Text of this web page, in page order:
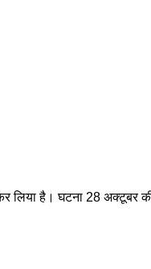
लिया है। घटना 28 अक्टूबर